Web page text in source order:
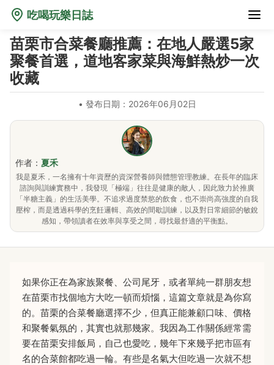
吃喝玩樂日誌
苗栗市合菜餐廳推薦：在地人嚴選5家
聚餐首選，道地客家菜與海鮮熱炒一次
收藏
• 發布日期：2026年06月02日
作者： 夏禾
我是夏禾，一名擁有十年資歷的資深營養師與體態管理教練。在長年的臨床
諮詢與訓練實務中，我發現「極端」往往是健康的敵人，因此致力於推廣
「半糖主義」的生活美學。不追求過度禁慾的飲食，也不崇尚高強度的自我
壓榨，而是透過科學的烹飪邏輯、高效的間歇訓練，以及對日常細節的敏銳
感知，帶領讀者在效率與享受之間，尋找最舒適的平衡點。
如果你正在為家族聚餐、公司尾牙，或者單純一群朋友想
在苗栗市找個地方大吃一頓而煩惱，這篇文章就是為你寫
的。苗栗的合菜餐廳選擇不少，但真正能兼顧口味、價格
和聚餐氣氛的，其實也就那幾家。我因為工作關係經常需
要在苗栗安排飯局，自己也愛吃，幾年下來幾乎把市區有
名的合菜館都吃過一輪。有些是名氣大但吃過一次就不想